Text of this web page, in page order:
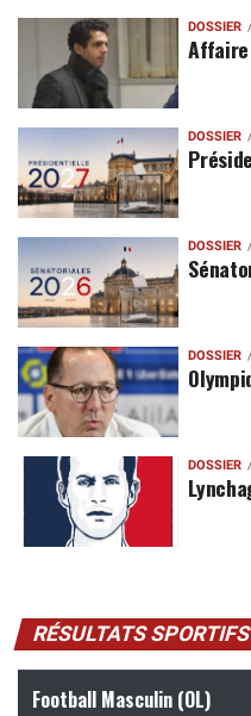
DOSSIER
Affaire
DOSSIER
DOSSIER
DOSSIER
DOSSIER
RÉSULTATS SPORTIFS
Football Masculin (OL)